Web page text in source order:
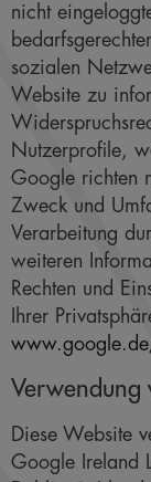
nicht
sozialen
Website zu
Nutzerprofile,
Google richten
Zweck und
Verarbeitung
weiteren
Rechten und
Ihrer
Verwendung
Diese Website
Google Ireland